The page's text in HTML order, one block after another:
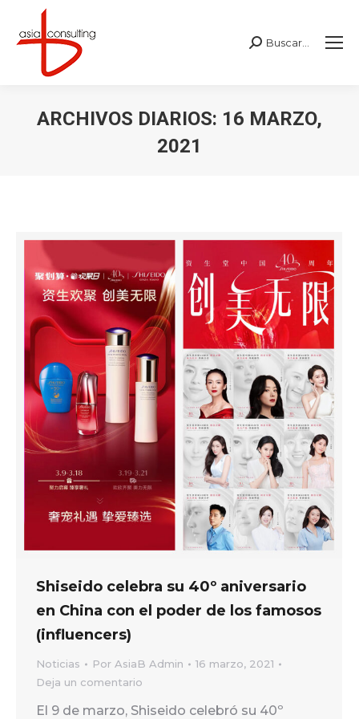
Buscar:
Buscar...
ARCHIVOS DIARIOS: 16 MARZO,
2021
Shiseido celebra su 40º aniversario
en China con el poder de los famosos
(influencers)
Noticias Por AsiaB Admin
16 marzo, 2021
Deja un comentario
El 9 de marzo, Shiseido celebró su 40º